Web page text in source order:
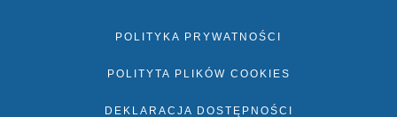
POLITYKA PRYWATNOŚCI
POLITYTA PLIKÓW COOKIES
DEKLARACJA DOSTĘPNOŚCI